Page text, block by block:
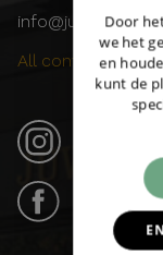
All contact details
Door
we het
en
kunt de